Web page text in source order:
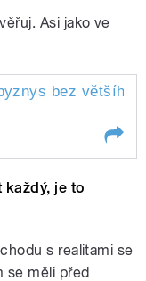
Asi jako ve
bez většího
každý, je to
s realitami se
se měli před